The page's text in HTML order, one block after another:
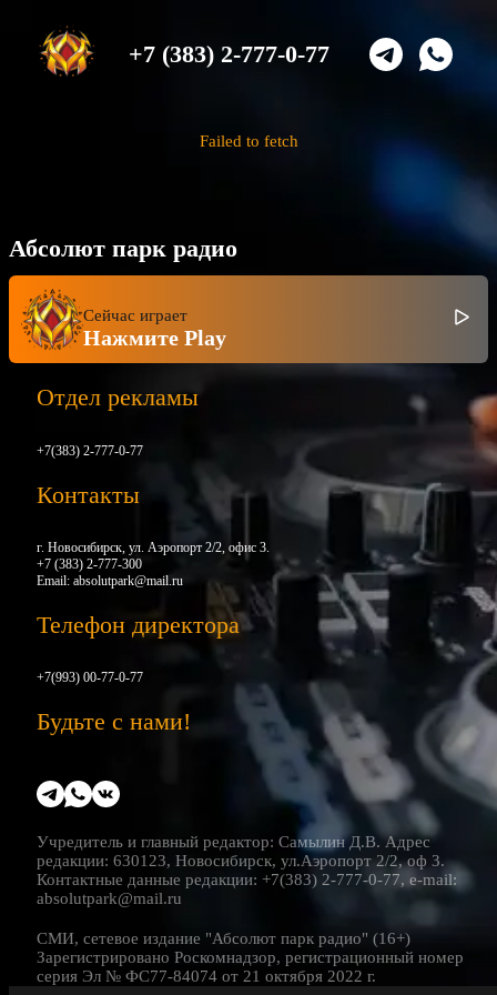
+7 (383) 2-777-0-77
Failed to fetch
Абсолют парк радио
Сейчас играет
Нажмите Play
Отдел рекламы
+7(383) 2-777-0-77
Контакты
г. Новосибирск, ул. Аэропорт 2/2, офис 3.
+7 (383) 2-777-300
Email: absolutpark@mail.ru
Телефон директора
+7(993) 00-77-0-77
Будьте с нами!
Учредитель и главный редактор: Самылин Д.В. Адрес
редакции: 630123, Новосибирск, ул.Аэропорт 2/2, оф 3.
Контактные данные редакции: +7(383) 2-777-0-77, e-mail:
absolutpark@mail.ru
СМИ, сетевое издание "Абсолют парк радио" (16+)
Зарегистрировано Роскомнадзор, регистрационный номер
серия Эл № ФС77-84074 от 21 октября 2022 г.